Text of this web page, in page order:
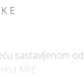
E
sastavljenom
Mrč